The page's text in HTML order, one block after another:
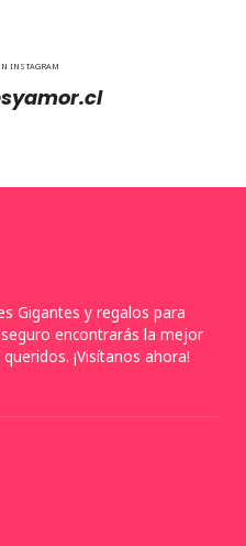
INSTAGRAM
Gigantes y regalos para
encontrarás la mejor
¡Visítanos ahora!